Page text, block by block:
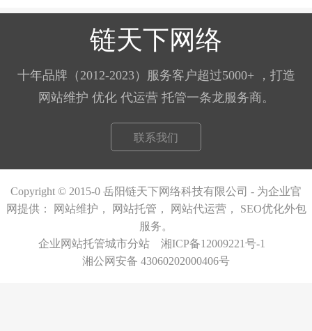
链天下网络
十年品牌（2012-2023）服务客户超过5000+ ，打造
网站维护 优化 代运营 托管一条龙服务商。
联系我们
Copyright © 2015-0 岳阳链天下网络科技有限公司 - 为企业官
网提供：
网站维护， 网站托管 ， 网站代运营 ， SEO优化外包
服务。
企业网站托管城市分站
湘ICP备12009221号-1
湘公网安备 43060202000406号